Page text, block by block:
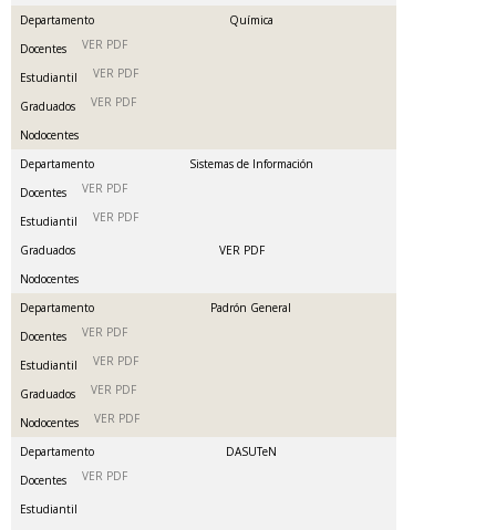
Departamento
Química
Docentes
VER PDF
Estudiantil VER PDF
Graduados VER PDF
Nodocentes
Departamento
Sistemas de Información
Docentes
VER PDF
Estudiantil VER PDF
Graduados
VER PDF
Nodocentes
Departamento
Padrón General
Docentes
VER PDF
Estudiantil VER PDF
Graduados VER PDF
Nodocentes VER PDF
Departamento
DASUTeN
Docentes
VER PDF
Estudiantil